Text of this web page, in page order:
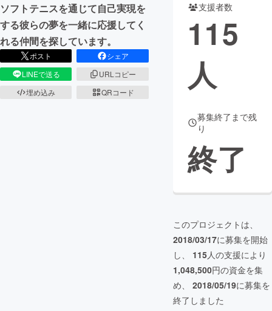
ソフトテニスを通じて自己実現を
する彼らの夢を一緒に応援してく
れる仲間を探しています。
ポスト
シェア
LINEで送る
URLコピー
埋め込み
QRコード
支援者数
115
人
募集終了まで残
り
終了
このプロジェクトは、
2018/03/17に募集を開始
し、 115人の支援により
1,048,500円の資金を集
め、 2018/05/19に募集を
終了しました